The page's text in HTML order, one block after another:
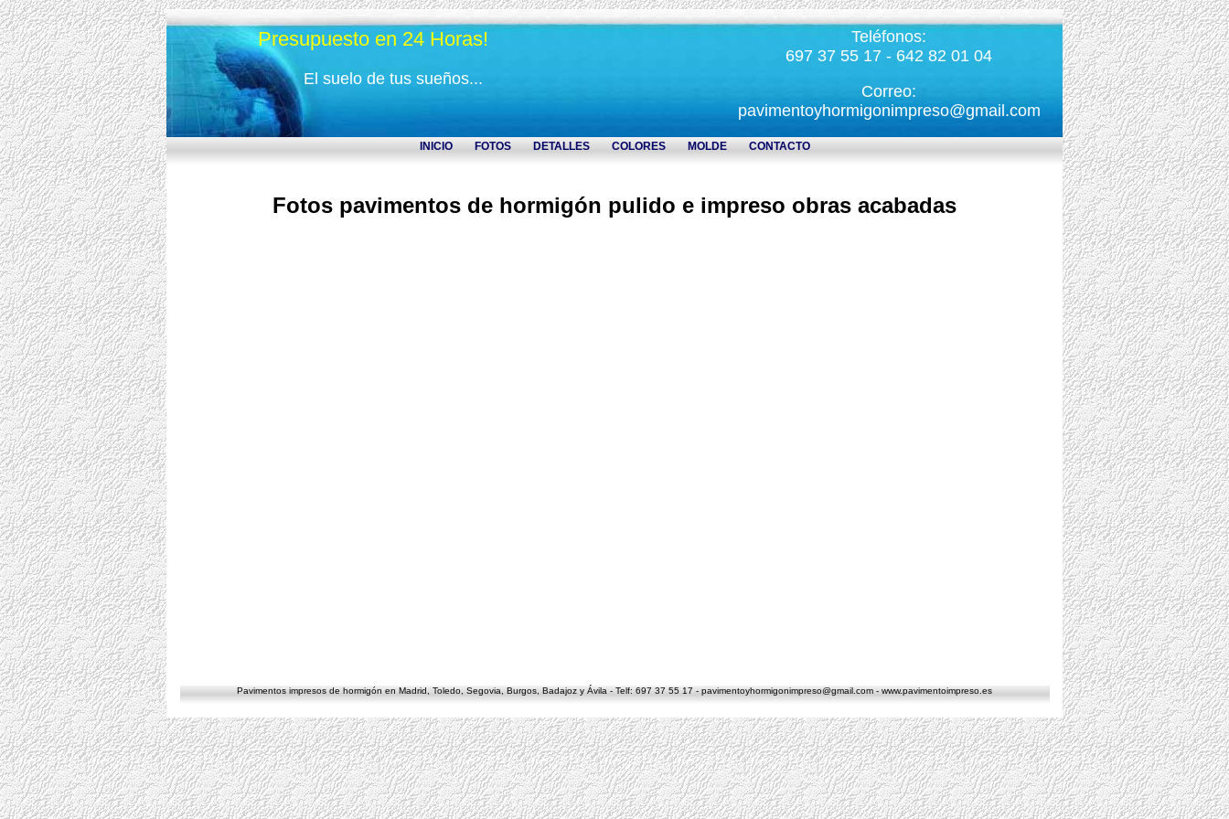
Teléfonos:
697 37 55 17 - 642 82 01 04
Correo:
pavimentoyhormigonimpreso@gmail.com
Presupuesto en 24 Horas!
El suelo de tus sueños...
INICIO FOTOS DETALLES COLORES MOLDE CONTACTO
Fotos pavimentos de hormigón pulido e impreso obras acabadas
Pavimentos impresos de hormigón en Madrid, Toledo, Segovia, Burgos, Badajoz y Ávila - Telf:697 37 55 17 -pavimentoyhormigonimpreso@gmail.com -www.pavimentoimpreso.es